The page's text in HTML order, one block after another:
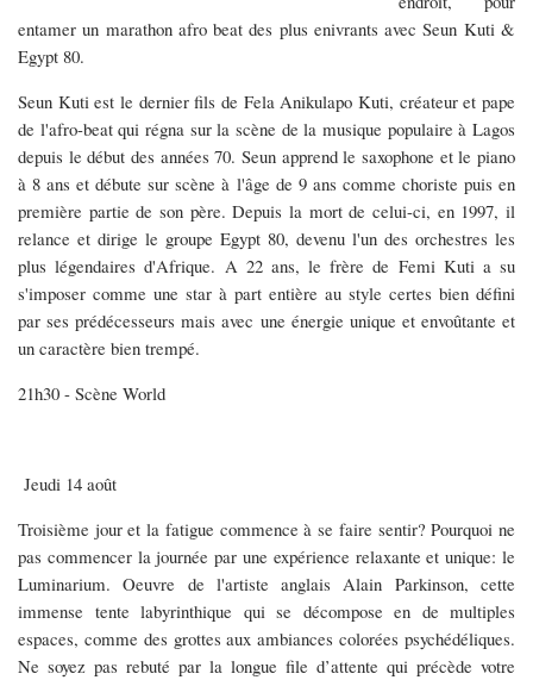
entamer un marathon afro beat des plus enivrants avec Seun Kuti &
Egypt 80.
Seun Kuti est le dernier fils de Fela Anikulapo Kuti, créateur et pape
de l'afro-beat qui régna sur la scène de la musique populaire à Lagos
depuis le début des années 70. Seun apprend le saxophone et le piano
à 8 ans et débute sur scène à l'âge de 9 ans comme choriste puis en
première partie de son père. Depuis la mort de celui-ci, en 1997, il
relance et dirige le groupe Egypt 80, devenu l'un des orchestres les
plus légendaires d'Afrique. A 22 ans, le frère de Femi Kuti a su
s'imposer comme une star à part entière au style certes bien défini
par ses prédécesseurs mais avec une énergie unique et envoûtante et
un caractère bien trempé.
21h30 - Scène World
Jeudi 14 août
Troisième jour et la fatigue commence à se faire sentir? Pourquoi ne
pas commencer la journée par une expérience relaxante et unique: le
Luminarium. Oeuvre de l'artiste anglais Alain Parkinson, cette
immense tente labyrinthique qui se décompose en de multiples
espaces, comme des grottes aux ambiances colorées psychédéliques.
Ne soyez pas rebuté par la longue file d’attente qui précède votre